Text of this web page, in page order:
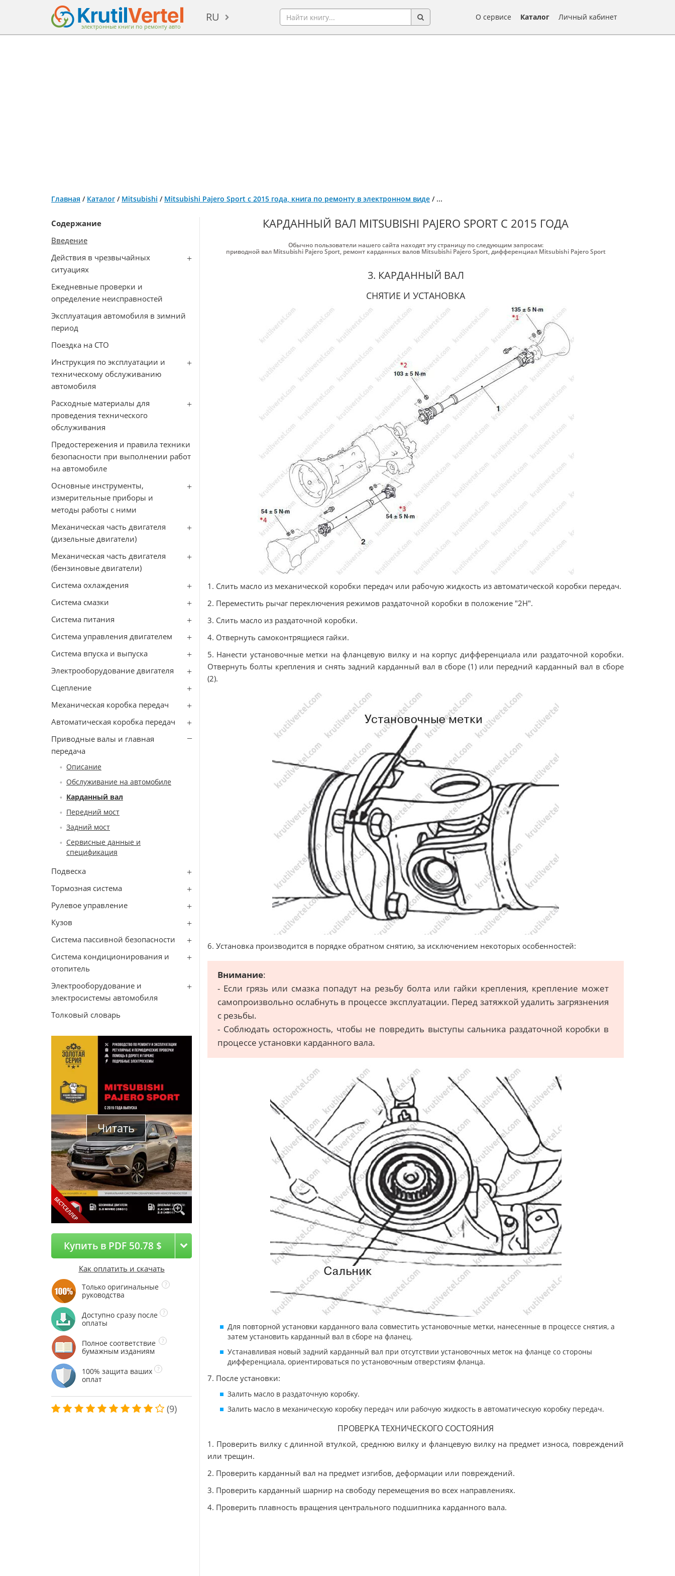
электронные книги по ремонту авто
RU О сервисе Каталог Личный кабинет
Главная / Каталог / Mitsubishi / Mitsubishi Pajero Sport с 2015 года, книга по ремонту в электронном виде / ...
Содержание
Введение
Действия в чрезвычайных
ситуациях
Ежедневные проверки и
определение неисправностей
Эксплуатация автомобиля в зимний
период
Поездка на СТО
Инструкция по эксплуатации и
техническому обслуживанию
автомобиля
Расходные материалы для
проведения технического
обслуживания
Предостережения и правила техники
безопасности при выполнении работ
на автомобиле
Основные инструменты,
измерительные приборы и
методы работы с ними
Механическая часть двигателя
(дизельные двигатели)
Механическая часть двигателя
(бензиновые двигатели)
Система охлаждения
Система смазки
Система питания
Система управления двигателем
Система впуска и выпуска
Электрооборудование двигателя
Сцепление
Механическая коробка передач
Автоматическая коробка передач
Приводные валы и главная
передача
Описание
Обслуживание на автомобиле
Карданный вал
Передний мост
Задний мост
Сервисные данные и
спецификация
Подвеска
Тормозная система
Рулевое управление
Кузов
Система пассивной безопасности
Система кондиционирования и
отопитель
Электрооборудование и
электросистемы автомобиля
Толковый словарь
Читать
Купить в PDF 50.78 $
Как оплатить и скачать
Только оригинальные
руководства
Доступно сразу после
оплаты
Полное соответствие
бумажным изданиям
100% защита ваших
оплат
(9)
КАРДАННЫЙ ВАЛ MITSUBISHI PAJERO SPORT С 2015 ГОДА
Обычно пользователи нашего сайта находят эту страницу по следующим запросам:
приводной вал Mitsubishi Pajero Sport, ремонт карданных валов Mitsubishi Pajero Sport,дифференциал Mitsubishi Pajero Sport
3. КАРДАННЫЙ ВАЛ
СНЯТИЕ И УСТАНОВКА
1. Слить масло из механической коробки передач или рабочую жидкость из автоматической коробки передач.
2. Переместить рычаг переключения режимов раздаточной коробки в положение "2H".
3. Слить масло из раздаточной коробки.
4. Отвернуть самоконтрящиеся гайки.
5. Нанести установочные метки на фланцевую вилку и на корпус дифференциала или раздаточной коробки.
Отвернуть болты крепления и снять задний карданный вал в сборе (1) или передний карданный вал в сборе
(2).
6. Установка производится в порядке обратном снятию, за исключением некоторых особенностей:
Внимание:
- Если грязь или смазка попадут на резьбу болта или гайки крепления, крепление может
самопроизвольно ослабнуть в процессе эксплуатации. Перед затяжкой удалить загрязнения
с резьбы.
- Соблюдать осторожность, чтобы не повредить выступы сальника раздаточной коробки в
процессе установки карданного вала.
Для повторной установки карданного вала совместить установочные метки, нанесенные в процессе снятия, а
затем установить карданный вал в сборе на фланец.
Устанавливая новый задний карданный вал при отсутствии установочных меток на фланце со стороны
дифференциала, ориентироваться по установочным отверстиям фланца.
7. После установки:
Залить масло в раздаточную коробку.
Залить масло в механическую коробку передач или рабочую жидкость в автоматическую коробку передач.
ПРОВЕРКА ТЕХНИЧЕСКОГО СОСТОЯНИЯ
1. Проверить вилку с длинной втулкой, среднюю вилку и фланцевую вилку на предмет износа, повреждений
или трещин.
2. Проверить карданный вал на предмет изгибов, деформации или повреждений.
3. Проверить карданный шарнир на свободу перемещения во всех направлениях.
4. Проверить плавность вращения центрального подшипника карданного вала.